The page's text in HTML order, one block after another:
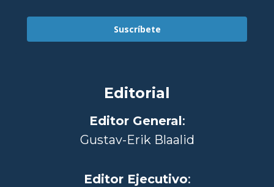
Suscríbete
Editorial
Editor General:
Gustav-Erik Blaalid
Editor Ejecutivo: